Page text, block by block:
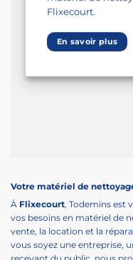
Flixecourt.
En savoir plus
Votre matériel de
À Flixecourt, Todemins est
vos besoins en matériel de
vente, la location et la
vous soyez une entreprise,